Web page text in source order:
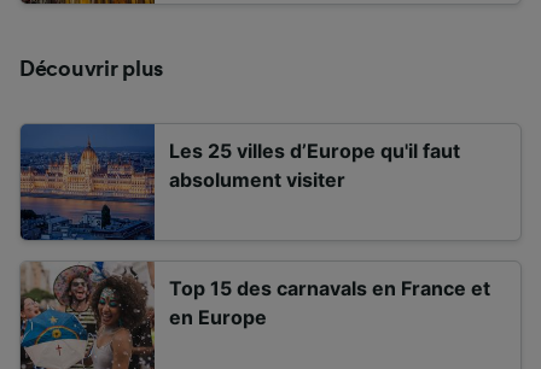
Découvrir plus
Les 25 villes d’Europe qu'il faut
absolument visiter
Top 15 des carnavals en France et
en Europe